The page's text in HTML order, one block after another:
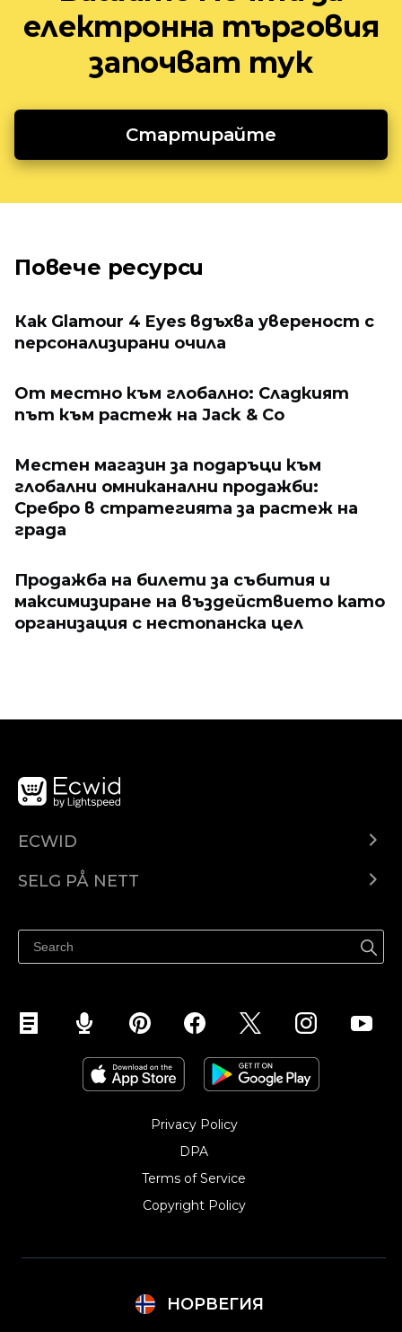
електронна търговия
започват тук
Стартирайте
Повече ресурси
Как Glamour 4 Eyes вдъхва увереност с
персонализирани очила
От местно към глобално: Сладкият
път към растеж на Jack & Co
Местен магазин за подаръци към
глобални омниканални продажби:
Сребро в стратегията за растеж на
града
Продажба на билети за събития и
максимизиране на въздействието като
организация с нестопанска цел
ECWID
Pris
SELG PÅ NETT
Selg på Facebook
Selg på Instagram
Privacy Policy
DPA
Terms of Service
Copyright Policy‎
НОРВЕГИЯ